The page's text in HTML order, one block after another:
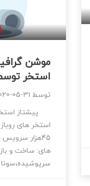
موشن
استخر
توسط 05-31
استخر های
45هزار
های: ساخت و